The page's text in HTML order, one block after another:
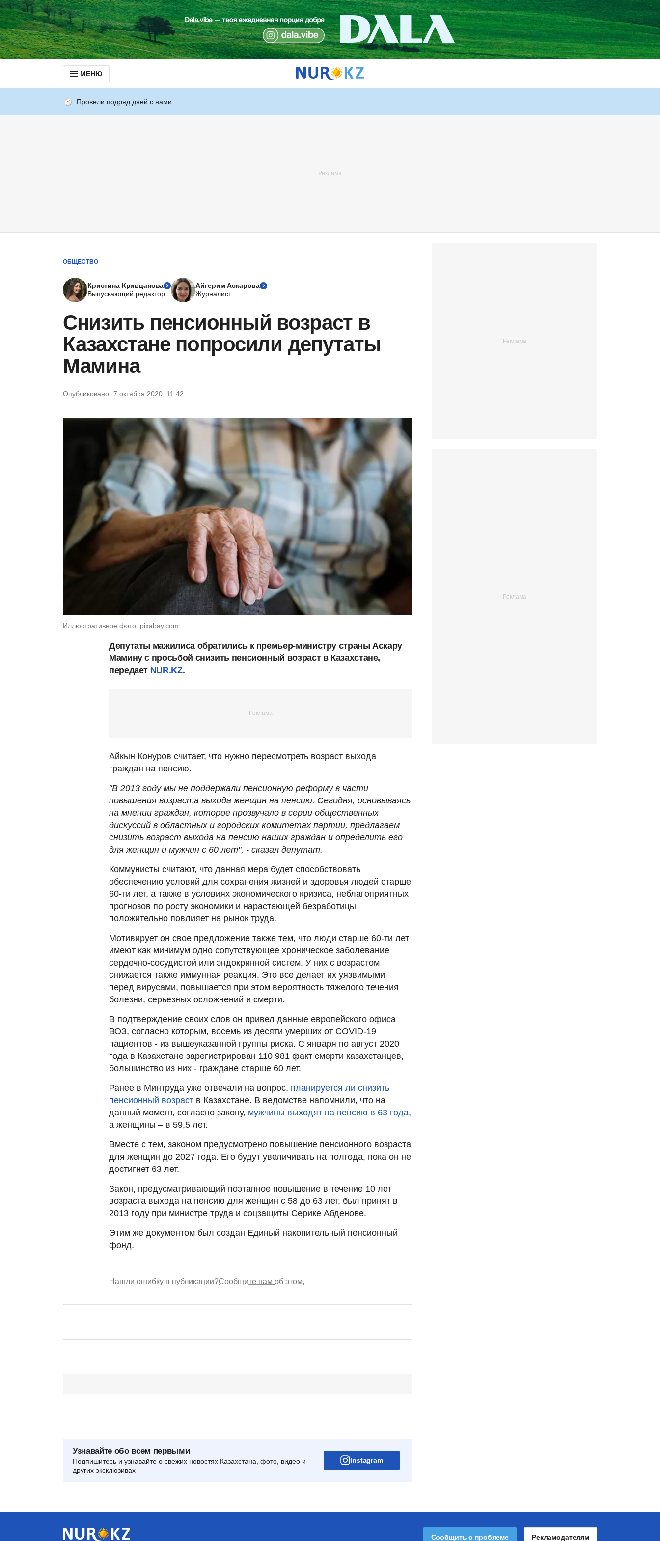
МЕНЮ
Провели подряд дней с нами
ОБЩЕСТВО
Кристина Кривцанова
Выпускающий редактор
Айгерим Аскарова
Журналист
Снизить пенсионный возраст в
Казахстане попросили депутаты
Мамина
Опубликовано: 7 октября 2020, 11:42
Иллюстративное фото: pixabay.com
Депутаты мажилиса обратились к премьер-министру страны Аскару
Мамину с просьбой снизить пенсионный возраст в Казахстане,
передает NUR.KZ.
Айкын Конуров считает, что нужно пересмотреть возраст выхода
граждан на пенсию.
"В 2013 году мы не поддержали пенсионную реформу в части
повышения возраста выхода женщин на пенсию. Сегодня, основываясь
на мнении граждан, которое прозвучало в серии общественных
дискуссий в областных и городских комитетах партии, предлагаем
снизить возраст выхода на пенсию наших граждан и определить его
для женщин и мужчин с 60 лет", - сказал депутат.
Коммунисты считают, что данная мера будет способствовать
обеспечению условий для сохранения жизней и здоровья людей старше
60-ти лет, а также в условиях экономического кризиса, неблагоприятных
прогнозов по росту экономики и нарастающей безработицы
положительно повлияет на рынок труда.
Мотивирует он свое предложение также тем, что люди старше 60-ти лет
имеют как минимум одно сопутствующее хроническое заболевание
сердечно-сосудистой или эндокринной систем. У них с возрастом
снижается также иммунная реакция. Это все делает их уязвимыми
перед вирусами, повышается при этом вероятность тяжелого течения
болезни, серьезных осложнений и смерти.
В подтверждение своих слов он привел данные европейского офиса
ВОЗ, согласно которым, восемь из десяти умерших от COVID-19
пациентов - из вышеуказанной группы риска. С января по август 2020
года в Казахстане зарегистрирован 110 981 факт смерти казахстанцев,
большинство из них - граждане старше 60 лет.
Ранее в Минтруда уже отвечали на вопрос, планируется ли снизить
пенсионный возраст в Казахстане. В ведомстве напомнили, что на
данный момент, согласно закону, мужчины выходят на пенсию в 63 года,
а женщины – в 59,5 лет.
Вместе с тем, законом предусмотрено повышение пенсионного возраста
для женщин до 2027 года. Его будут увеличивать на полгода, пока он не
достигнет 63 лет.
Закон, предусматривающий поэтапное повышение в течение 10 лет
возраста выхода на пенсию для женщин с 58 до 63 лет, был принят в
2013 году при министре труда и соцзащиты Серике Абденове.
Этим же документом был создан Единый накопительный пенсионный
фонд.
Нашли ошибку в публикации?Сообщите нам об этом.
Узнавайте обо всем первыми
Подпишитесь и узнавайте о свежих новостях Казахстана, фото, видео и
других эксклюзивах
Instagram
Сообщить о проблеме Рекламодателям